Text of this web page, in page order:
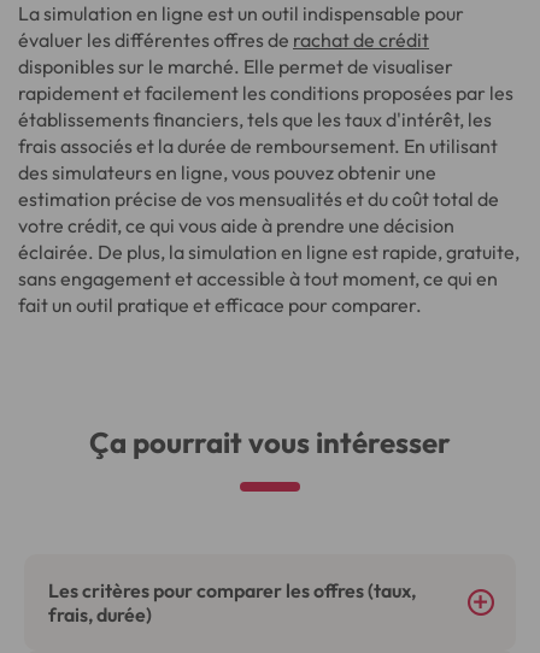
La simulation en ligne est un outil indispensable pour
évaluer les différentes offres de rachat de crédit
disponibles sur le marché. Elle permet de visualiser
rapidement et facilement les conditions proposées par les
établissements financiers, tels que les taux d'intérêt, les
frais associés et la durée de remboursement. En utilisant
des simulateurs en ligne, vous pouvez obtenir une
estimation précise de vos mensualités et du coût total de
votre crédit, ce qui vous aide à prendre une décision
éclairée. De plus, la simulation en ligne est rapide, gratuite,
sans engagement et accessible à tout moment, ce qui en
fait un outil pratique et efficace pour comparer.
Ça pourrait vous intéresser
Les critères pour comparer les offres (taux,
frais, durée)